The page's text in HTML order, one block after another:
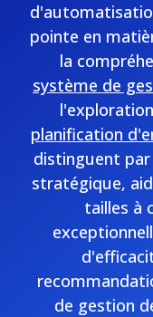
pointe en
la
système de
planification
distinguent
stratégique,
tailles à
de gestion